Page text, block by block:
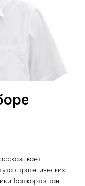
стратегических
Башкортостан,